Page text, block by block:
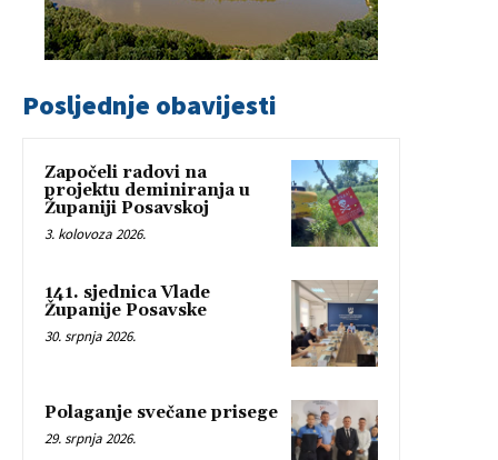
Posljednje obavijesti
Započeli radovi na
projektu deminiranja u
Županiji Posavskoj
3. kolovoza 2026.
141. sjednica Vlade
Županije Posavske
30. srpnja 2026.
Polaganje svečane prisege
29. srpnja 2026.